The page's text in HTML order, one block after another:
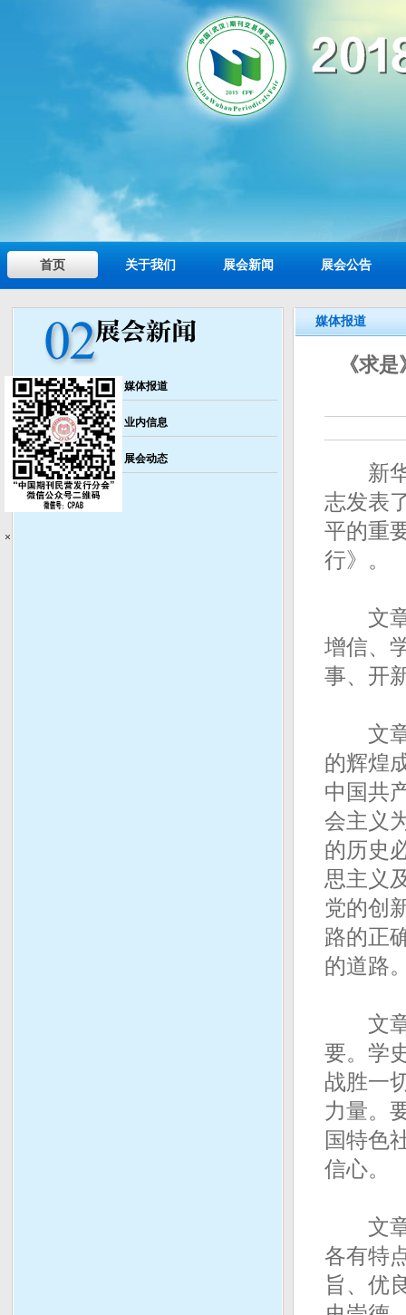
×
首页 关于我们 展会新闻 展会公告
媒体报道
业内信息
展会动态
媒体报道
《求
新华
志发表
平的重
行》。
文章
增信、
事、开
文章
的辉煌
中国共
会主义
的历史
思主义
党的创
路的正
的道路
文章
要。学
战胜一
力量。
国特色
信心。
文章
各有特
旨、优